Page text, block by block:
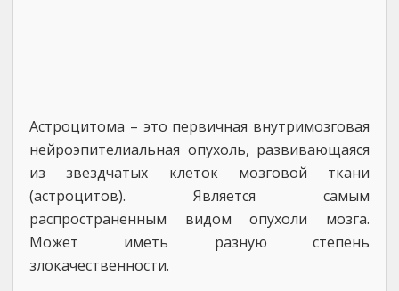
Астроцитома – это первичная внутримозговая
нейроэпителиальная опухоль, развивающаяся
из звездчатых клеток мозговой ткани
(астроцитов). Является самым
распространённым видом опухоли мозга.
Может иметь разную степень
злокачественности.